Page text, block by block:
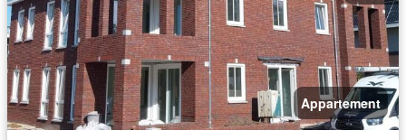
Appartement